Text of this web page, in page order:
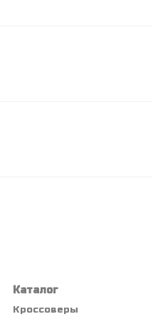
Каталог
Кроссоверы